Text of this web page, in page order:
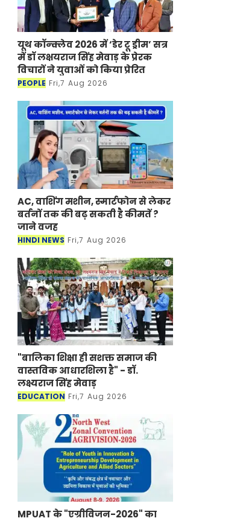
यूथ कॉन्क्लेव 2026 में ‘डेर टू ड्रीम’ सत्र
में डॉ लक्षयराज सिंह मेवाड़ के प्रेरक
विचारों ने युवाओं को किया प्रेरित
PEOPLE Fri,7 Aug 2026
AC, वाशिंग मशीन, स्मार्टफोन से लेकर
बर्तनों तक की बढ़ सकती है कीमतें ?
जाने वजह
HINDI NEWS Fri,7 Aug 2026
"बालिका शिक्षा ही सशक्त समाज की
वास्तविक आधारशिला है" - डॉ.
लक्ष्यराज सिंह मेवाड़
EDUCATION Fri,7 Aug 2026
MPUAT के "एग्रीविजन-2026" का